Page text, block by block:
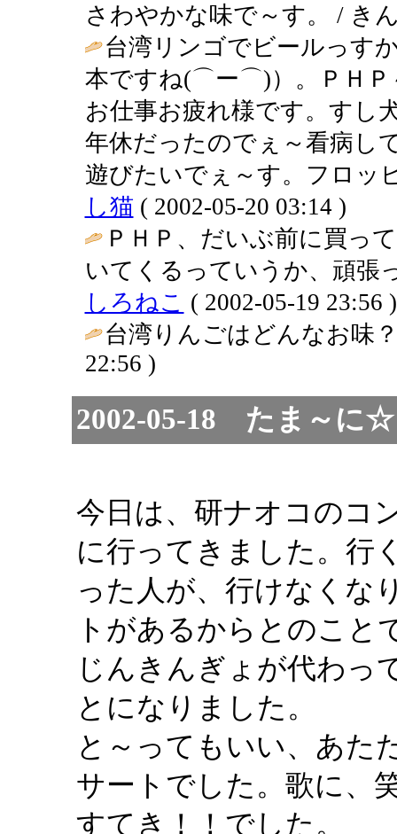
さわやかな味で～す。 / き
台湾リンゴでビールっす
本ですね(⌒ー⌒)）。ＰＨ
お仕事お疲れ様です。すし
年休だったのでぇ～看病し
遊びたいでぇ～す。フロ
し猫 ( 2002-05-20 03:14 )
ＰＨＰ、だいぶ前に買っ
いてくるっていうか、頑張
しろねこ ( 2002-05-19 23:56 )
台湾りんごはどんなお味
22:56 )
2002-05-18 たま～に
今日は、研ナオコのコ
に行ってきました。行
った人が、行けなくな
トがあるからとのこと
じんきんぎょが代わっ
とになりました。
と～ってもいい、あた
サートでした。歌に、
すてき！！でした。